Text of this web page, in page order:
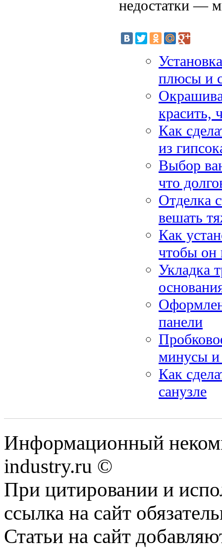
недостатки —
плюсы и
красить,
Как
из
Выбор
что
Отделка
вешать
Как
чтобы он
Укладка
панели
минусы
Как
санузле
Информационный
industry.ru ©
При цитировании и
ссылка на сайт
Статьи на сайт